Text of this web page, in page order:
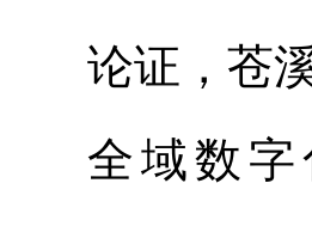
论证，苍
全域数